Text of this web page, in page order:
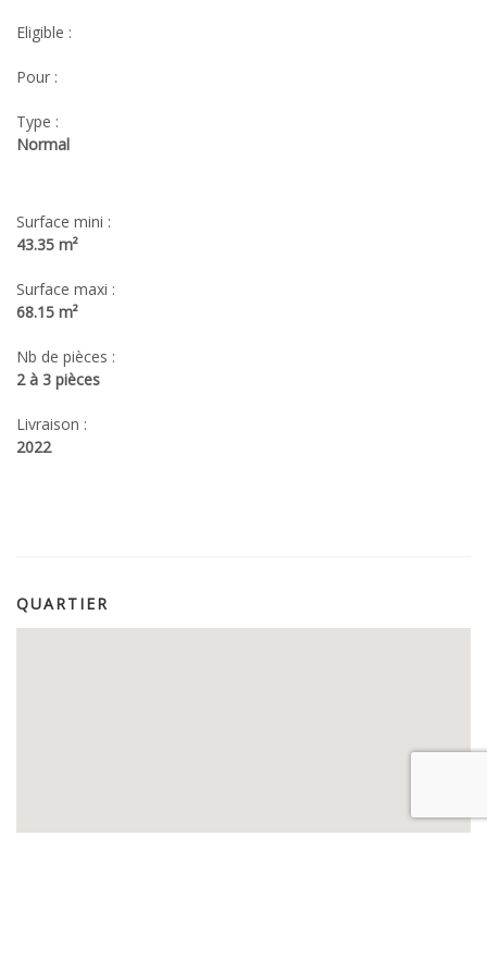
Eligible :
Pour :
Type :
Normal
Surface mini :
43.35 m²
Surface maxi :
68.15 m²
Nb de pièces :
2 à 3 pièces
Livraison :
2022
QUARTIER